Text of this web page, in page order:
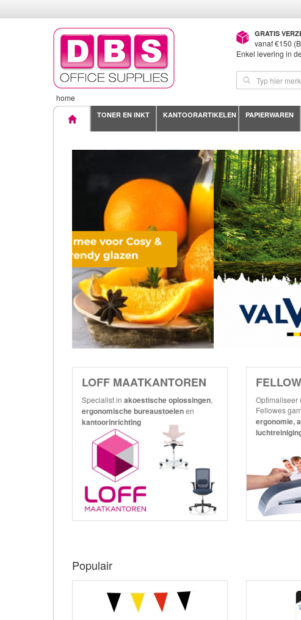
GRATIS
vanaf €150
Enkel levering in
home
TONER EN INKT KANTOORARTIKELEN PAPIERWAREN
LOFF MAATKANTOREN
Specialist in akoestischeoplossingen,
ergonomischebureaustoelenen
kantoorinrichting
Optimaliseer
Fellowes
ergonomie,
Populair